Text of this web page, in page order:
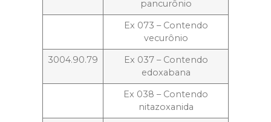
pancurônio
Ex 073 – Contendo
vecurônio
3004.90.79
Ex 037 – Contendo
edoxabana
Ex 038 – Contendo
nitazoxanida